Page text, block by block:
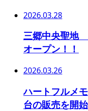
2026.03.28
三郷中央聖地
オープン！！
2026.03.26
ハートフルメ
台の販売を開